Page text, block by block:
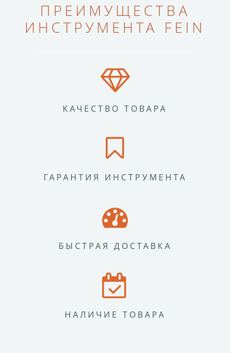
ПРЕИМУЩЕСТВА
ИНСТРУМЕНТА FEIN
КАЧЕСТВО ТОВАРА
ГАРАНТИЯ ИНСТРУМЕНТА
БЫСТРАЯ ДОСТАВКА
НАЛИЧИЕ ТОВАРА